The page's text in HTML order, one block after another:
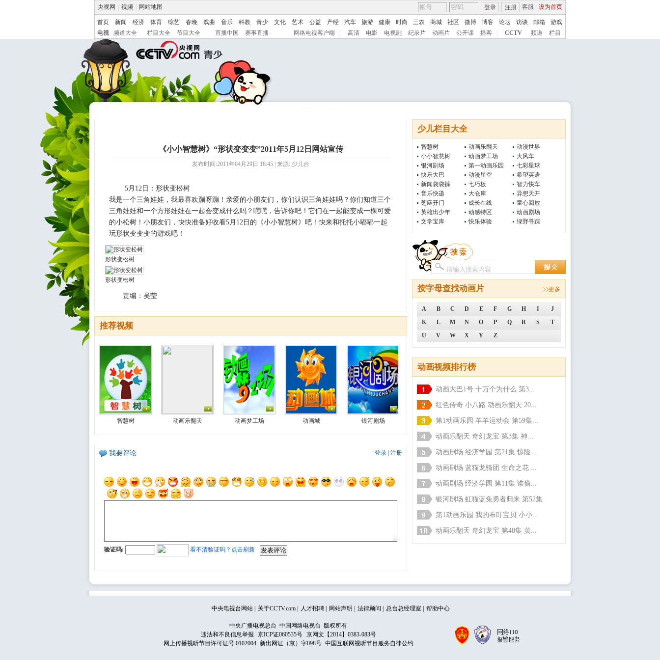
央视网 视频 网站地图 客服 设为首页
登录 注册
首页 新闻 经济 体育 综艺 春晚 戏曲 音乐 科教 青少 文化 艺术 公益 产经 汽车 旅游 健康 时尚 三农 商城 社区 微博 博客 论坛 访谈 邮箱
游戏
电视
频道大全 栏目大全 节目大全 直播中国 赛事直播 网络电视客户端 高清 电影 电视剧 纪录片 动画片 公开课 播客 CCTV 频道 栏目
少儿栏目大全
智慧树
小小智慧树
银河剧场
快乐大巴
新闻袋袋裤
音乐快递
芝麻开门
英雄出少年
文学宝库
动画乐翻天
动画梦工场
第一动画乐园
动漫星空
七巧板
大仓库
成长在线
动感特区
快乐体验
动漫世界
大风车
七彩星球
希望英语
智力快车
异想天开
童心回放
动画剧场
绿野寻踪
按字母查找动画片 更多
A B C D E F G H I
J
K
L M N O P Q R S
T
U
V W X Y Z
动画视频排行榜
动画大巴1号 十万个为什么 第3...
红色传奇 小八路 动画乐翻天 20...
第1动画乐园 羊羊运动会 第59集...
动画乐翻天 奇幻龙宝 第3集 神...
动画剧场 经济学园 第21集 惊险...
动画剧场 蓝猫龙骑团 生命之花 ...
动画剧场 经济学园 第11集 谁偷...
银河剧场 虹猫蓝兔勇者归来 第52集
第1动画乐园 我的布叮宝贝 小小...
动画乐翻天 奇幻龙宝 第48集 黄...
《小小智慧树》“形状变变变”2011年5月12日网站宣传
发布时间:2011年04月29日 18:45 | 来源: 少儿台
5月12日：形状变松树
我是一个三角娃娃，我最喜欢蹦呀蹦！亲爱的小朋友们，你们认识三角娃娃吗？你们知道三个
三角娃娃和一个方形娃娃在一起会变成什么吗？嘿嘿，告诉你吧！它们在一起能变成一棵可爱
的小松树！小朋友们，快快准备好收看5月12日的《小小智慧树》吧！快来和托托小嘟嘟一起
玩形状变变变的游戏吧！
形状变松树
形状变松树
责编：吴莹
推荐视频
智慧树 动画乐翻天 动画梦工场 动画城 银河剧场
登录 注册
我要评论
验证码: 看不清验证码？点击刷新
中央电视台网站 关于CCTV.com 人才招聘 网站声明 法律顾问 总台总经理室 帮助中心
中央广播电视总台 中国网络电视台 版权所有
违法和不良信息举报
京ICP证060535号
京网文【2014】0383-083号
网上传播视听节目许可证号 0102004 新出网证（京）字098号 中国互联网视听节目服务自律公约